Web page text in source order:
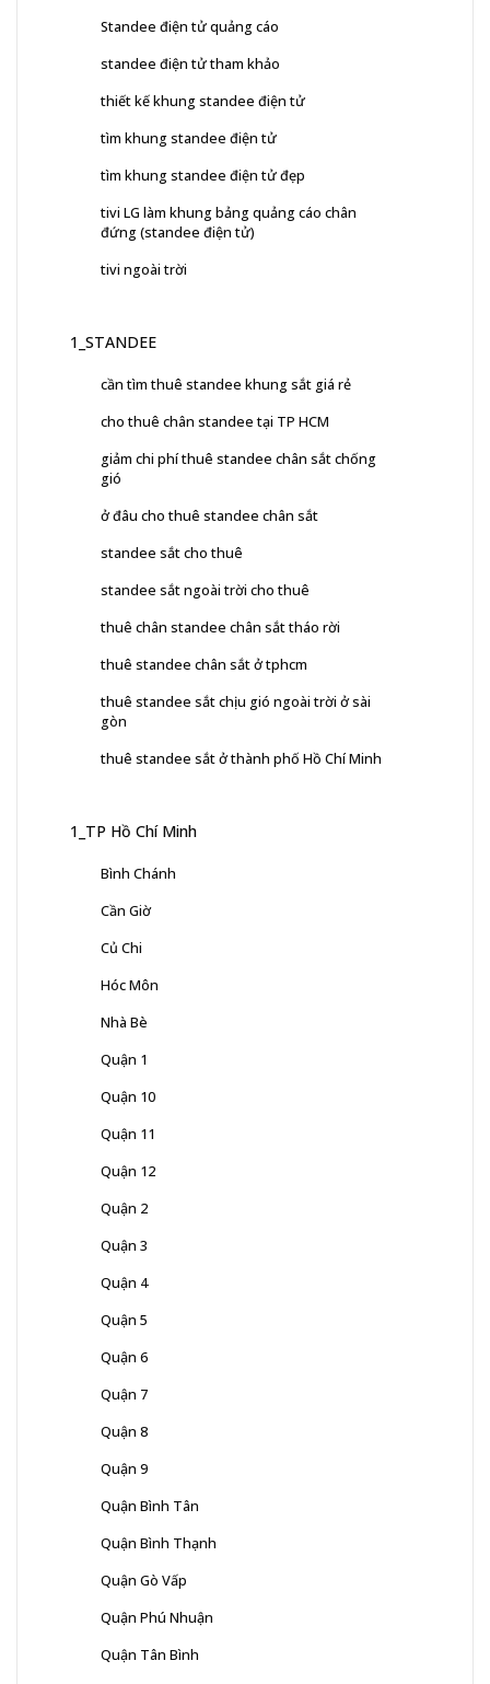
Standee điện tử quảng cáo
standee điện tử tham khảo
thiết kế khung standee điện tử
tìm khung standee điện tử
tìm khung standee điện tử đẹp
tivi LG làm khung bảng quảng cáo chân
đứng (standee điện tử)
tivi ngoài trời
1_STANDEE
cần tìm thuê standee khung sắt giá rẻ
cho thuê chân standee tại TP HCM
giảm chi phí thuê standee chân sắt chống
gió
ở đâu cho thuê standee chân sắt
standee sắt cho thuê
standee sắt ngoài trời cho thuê
thuê chân standee chân sắt tháo rời
thuê standee chân sắt ở tphcm
thuê standee sắt chịu gió ngoài trời ở sài
gòn
thuê standee sắt ở thành phố Hồ Chí Minh
1_TP Hồ Chí Minh
Bình Chánh
Cần Giờ
Củ Chi
Hóc Môn
Nhà Bè
Quận 1
Quận 10
Quận 11
Quận 12
Quận 2
Quận 3
Quận 4
Quận 5
Quận 6
Quận 7
Quận 8
Quận 9
Quận Bình Tân
Quận Bình Thạnh
Quận Gò Vấp
Quận Phú Nhuận
Quận Tân Bình